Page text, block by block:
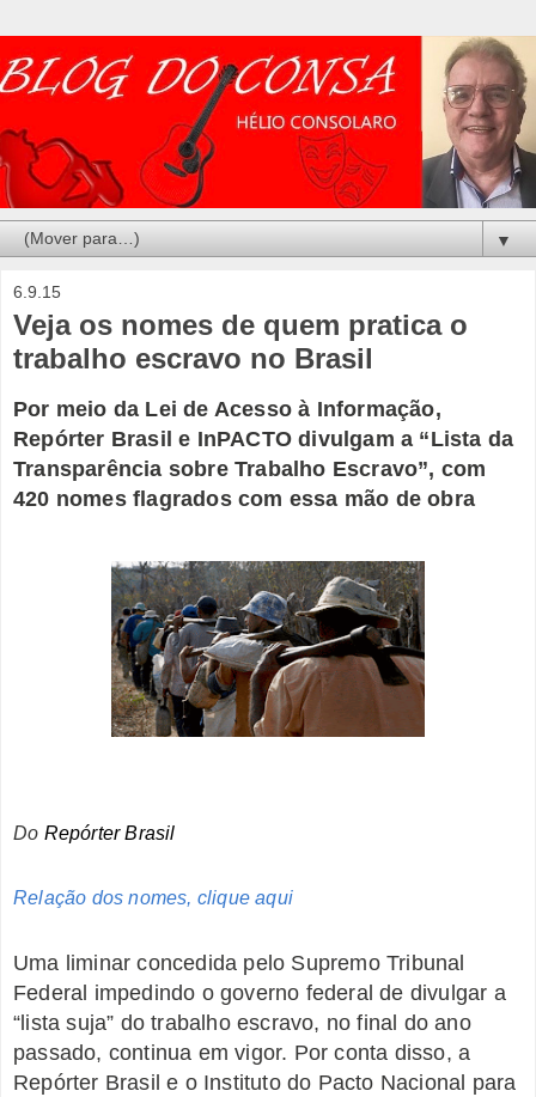
▼
6.9.15
Veja os nomes de quem pratica o
trabalho escravo no Brasil
Por meio da Lei de Acesso à Informação,
Repórter Brasil e InPACTO divulgam a “Lista da
Transparência sobre Trabalho Escravo”, com
420 nomes flagrados com essa mão de obra
Do Repórter Brasil
Relação dos nomes, clique aqui
Uma liminar concedida pelo Supremo Tribunal
Federal impedindo o governo federal de divulgar a
“lista suja” do trabalho escravo, no final do ano
passado, continua em vigor. Por conta disso, a
Repórter Brasil e o Instituto do Pacto Nacional para